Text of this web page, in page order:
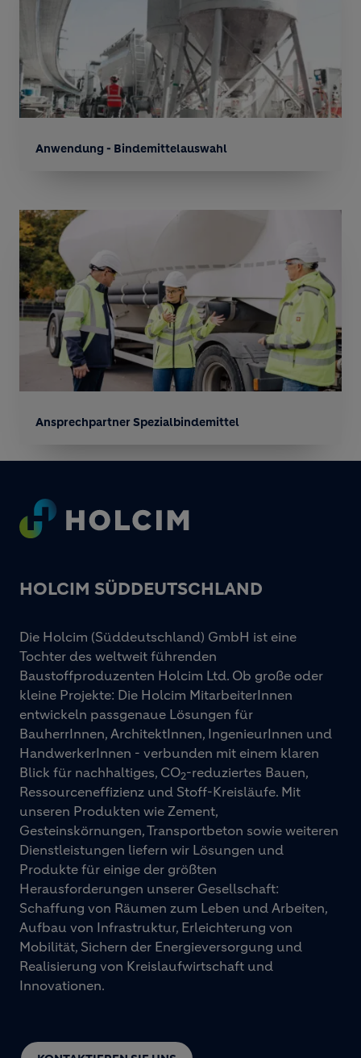
Anwendung - Bindemittelauswahl
Ansprechpartner Spezialbindemittel
Footer
HOLCIM SÜDDEUTSCHLAND
Die Holcim (Süddeutschland) GmbH ist eine
Tochter des weltweit führenden
Baustoffproduzenten Holcim Ltd. Ob große oder
kleine Projekte: Die Holcim MitarbeiterInnen
entwickeln passgenaue Lösungen für
BauherrInnen, ArchitektInnen, IngenieurInnen und
HandwerkerInnen - verbunden mit einem klaren
Blick für nachhaltiges, CO2-reduziertes Bauen,
Ressourceneffizienz und Stoff-Kreisläufe. Mit
unseren Produkten wie Zement,
Gesteinskörnungen, Transportbeton sowie weiteren
Dienstleistungen liefern wir Lösungen und
Produkte für einige der größten
Herausforderungen unserer Gesellschaft:
Schaffung von Räumen zum Leben und Arbeiten,
Aufbau von Infrastruktur, Erleichterung von
Mobilität, Sichern der Energieversorgung und
Realisierung von Kreislaufwirtschaft und
Innovationen.